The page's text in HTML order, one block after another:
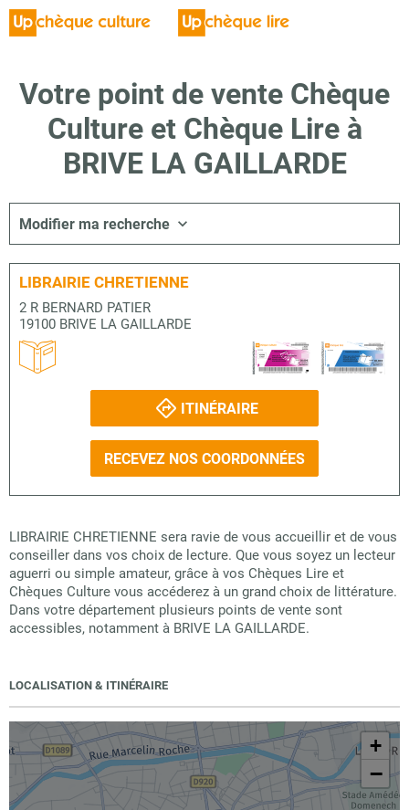
Votre point de vente Chèque
Culture et Chèque Lire à
BRIVE LA GAILLARDE
Modifier ma recherche
LIBRAIRIE CHRETIENNE
2 R BERNARD PATIER
19100 BRIVE LA GAILLARDE
ITINÉRAIRE
RECEVEZ NOS COORDONNÉES
LIBRAIRIE CHRETIENNE sera ravie de vous accueillir et de vous
conseiller dans vos choix de lecture. Que vous soyez un lecteur
aguerri ou simple amateur, grâce à vos Chèques Lire et
Chèques Culture vous accéderez à un grand choix de littérature.
Dans votre département plusieurs points de vente sont
accessibles, notamment à BRIVE LA GAILLARDE.
LOCALISATION & ITINÉRAIRE
+
−